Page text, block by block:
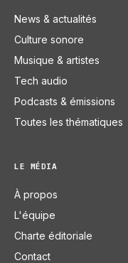
News & actualités
Culture sonore
Musique & artistes
Tech audio
Podcasts & émissions
Toutes les thématiques
LE MÉDIA
À propos
L'équipe
Charte éditoriale
Contact